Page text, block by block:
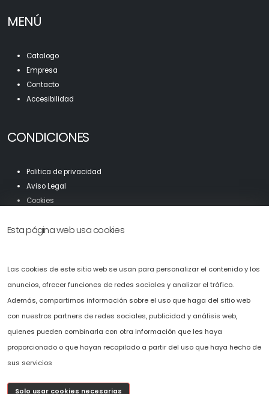
MENÚ
Catalogo
Empresa
Contacto
Accesibilidad
CONDICIONES
Politica de privacidad
Aviso Legal
Cookies
Accesibilidad
Solicítenos presupuesto sin compromiso.
Puede ponerse en contacto con nosotros llamando al+34 696 478 407
completando el fomulario de solicitud de presupuesto que hemos
puesto a su disposición en la web.
cosmov@cosmov.es
Esta página web usa cookies
Las cookies de este sitio web se usan para personalizar el contenido y los
anuncios, ofrecer funciones de redes sociales y analizar el tráfico.
Además, compartimos información sobre el uso que haga del sitio web
con nuestros partners de redes sociales, publicidad y análisis web,
quienes pueden combinarla con otra información que les haya
proporcionado o que hayan recopilado a partir del uso que haya hecho de
sus servicios
Solo usar cookies necesarias